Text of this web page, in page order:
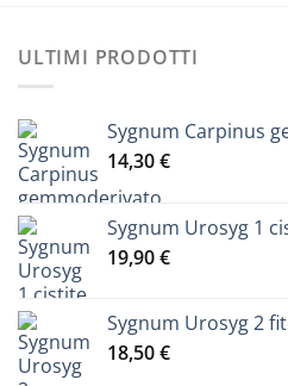
ULTIMI PRODOTTI
Sygnum Carpinus
14,30€
Sygnum Urosyg 1
19,90€
Sygnum Urosyg 2
18,50€